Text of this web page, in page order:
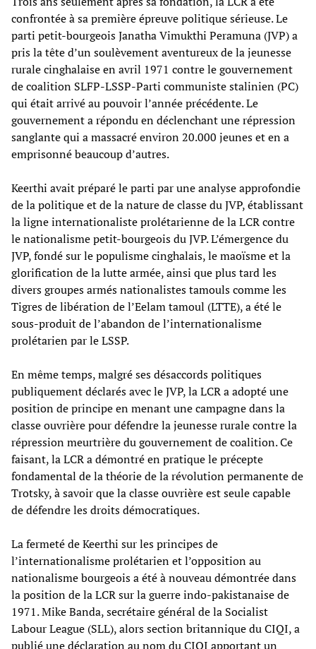
confrontée à sa première épreuve politique sérieuse. Le
parti petit-bourgeois Janatha Vimukthi Peramuna (JVP) a
pris la tête d’un soulèvement aventureux de la jeunesse
rurale cinghalaise en avril 1971 contre le gouvernement
de coalition SLFP-LSSP-Parti communiste stalinien (PC)
qui était arrivé au pouvoir l’année précédente. Le
gouvernement a répondu en déclenchant une répression
sanglante qui a massacré environ 20.000 jeunes et en a
emprisonné beaucoup d’autres.
Keerthi avait préparé le parti par une analyse approfondie
de la politique et de la nature de classe du JVP, établissant
la ligne internationaliste prolétarienne de la LCR contre
le nationalisme petit-bourgeois du JVP. L’émergence du
JVP, fondé sur le populisme cinghalais, le maoïsme et la
glorification de la lutte armée, ainsi que plus tard les
divers groupes armés nationalistes tamouls comme les
Tigres de libération de l’Eelam tamoul (LTTE), a été le
sous-produit de l’abandon de l’internationalisme
prolétarien par le LSSP.
En même temps, malgré ses désaccords politiques
publiquement déclarés avec le JVP, la LCR a adopté une
position de principe en menant une campagne dans la
classe ouvrière pour défendre la jeunesse rurale contre la
répression meurtrière du gouvernement de coalition. Ce
faisant, la LCR a démontré en pratique le précepte
fondamental de la théorie de la révolution permanente de
Trotsky, à savoir que la classe ouvrière est seule capable
de défendre les droits démocratiques.
La fermeté de Keerthi sur les principes de
l’internationalisme prolétarien et l’opposition au
nationalisme bourgeois a été à nouveau démontrée dans
la position de la LCR sur la guerre indo-pakistanaise de
1971. Mike Banda, secrétaire général de la Socialist
Labour League (SLL), alors section britannique du CIQI, a
publié une déclaration au nom du CIQI apportant un